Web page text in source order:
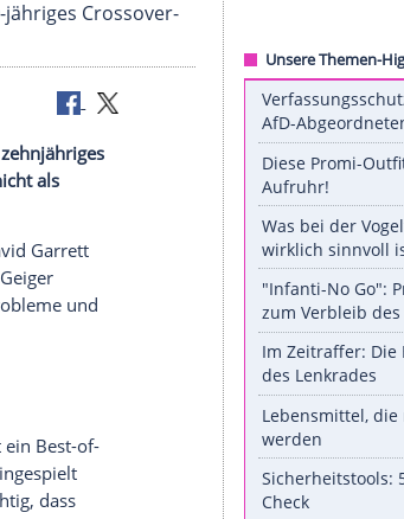
Pedro Becerra
sein 10-jähriges Crossover-
2018 sein zehnjähriges
sich selbst nicht als
news.